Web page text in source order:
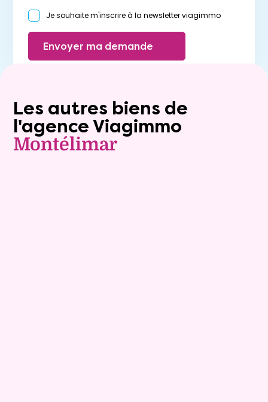
Je souhaite m'inscrire à la newsletter viagimmo
Envoyer ma demande
Les autres biens de
l'agence Viagimmo
Montélimar